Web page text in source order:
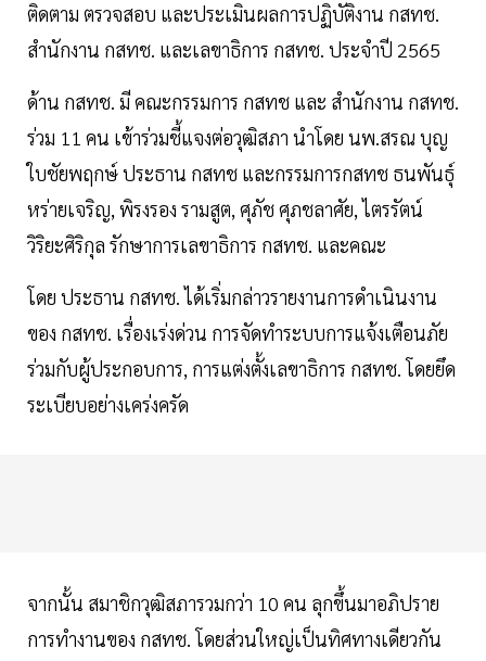
ติดตาม ตรวจสอบ และประเมินผลการปฏิบัติงาน กสทช.
สำนักงาน กสทช. และเลขาธิการ กสทช. ประจำปี 2565
ด้าน กสทช. มี คณะกรรมการ กสทช และ สำนักงาน กสทช.
ร่วม 11 คน เข้าร่วมชี้แจงต่อวุฒิสภา นำโดย นพ.สรณ บุญ
ใบชัยพฤกษ์ ประธาน กสทช และกรรมการกสทช ธนพันธุ์
หร่ายเจริญ, พิรงรอง รามสูต, ศุภัช ศุภชลาศัย, ไตรรัตน์
วิริยะศิริกุล รักษาการเลขาธิการ กสทช. และคณะ
โดย ประธาน กสทช. ได้เริ่มกล่าวรายงานการดำเนินงาน
ของ กสทช. เรื่องเร่งด่วน การจัดทำระบบการแจ้งเตือนภัย
ร่วมกับผู้ประกอบการ, การแต่งตั้งเลขาธิการ กสทช. โดยยึด
ระเบียบอย่างเคร่งครัด
จากนั้น สมาชิกวุฒิสภารวมกว่า 10 คน ลุกขึ้นมาอภิปราย
การทำงานของ กสทช. โดยส่วนใหญ่เป็นทิศทางเดียวกัน